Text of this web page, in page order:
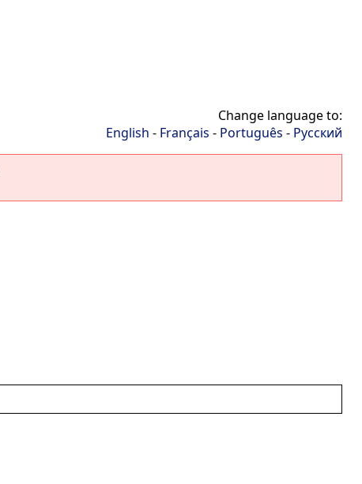
Change language to:
English - Français - Português - Русский